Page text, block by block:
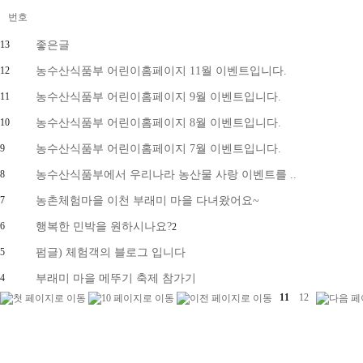
번호
13 좋은글
12 농수산식품부 어린이홈페이지 11월 이벤트입니다.
11 농수산식품부 어린이홈페이지 9월 이벤트입니다.
10 농수산식품부 어린이홈페이지 8월 이벤트입니다.
9 농수산식품부 어린이홈페이지 7월 이벤트입니다.
8 농수산식품부에서 우리나라 농산물 사랑 이벤트를 ..
7 농촌체험마을 이천 부래미 마을 다녀왔어요~
6 행복한 민박을 원하시나요?2
5 펌글) 체험객의 블로그 입니다
4 부래미 마을 메뚜기 축제 참가기
11 12